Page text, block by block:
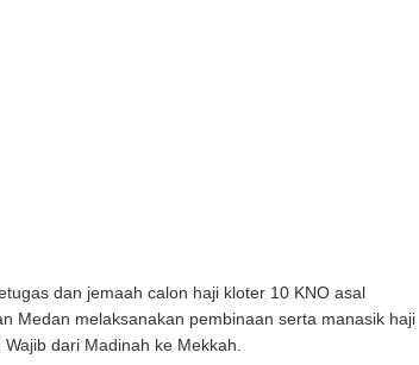
dan jemaah calon haji kloter 10 KNO asal
Medan melaksanakan pembinaan serta manasik haji
dari Madinah ke Mekkah.